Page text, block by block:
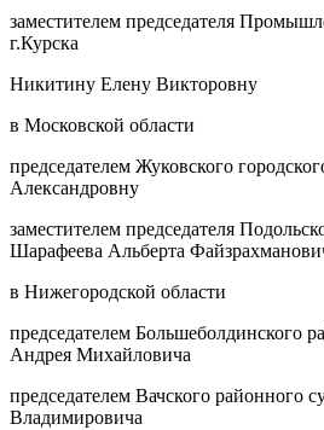
заместителем председателя
г.Курска
Никитину Елену Викторовну
в Московской области
председателем Жуковского
Александровну
заместителем председателя
Шарафеева Альберта
в Нижегородской области
председателем Большеболдинского
Андрея Михайловича
председателем Вачского районного
Владимировича